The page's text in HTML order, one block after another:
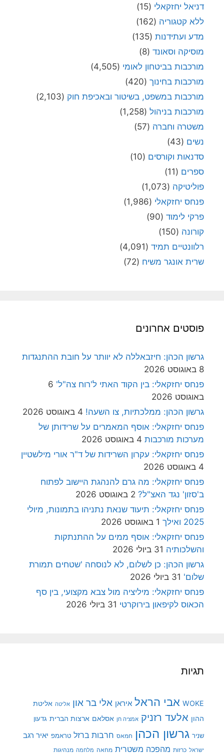
דניאל יחזקאלי (15)
ללא קטגוריה (162)
מדע ועתידנות (135)
מוסיקה וסאונד (8)
מורכבות בביטחון לאומי (4,505)
מורכבות בחינוך (420)
מורכבות במשפט, בשיטור ובאכיפת חוק (2,103)
מורכבות בניהול (1,258)
משטרה וחברה (57)
נשים (43)
סדנאות וקורסים (10)
ספרים (11)
פוליטיקה (1,073)
פנחס יחזקאלי (1,986)
פרקי לימוד (90)
קורונה (150)
רלוונטיים תמיד (4,091)
שרית אונגר משיח (72)
פוסטים אחרונים
גרשון הכהן: חיזבאללה לא יוותר על חובת ההתנגדות
8 באוגוסט 2026
פנחס יחזקאלי: בין הקוד האתי ל'רוח צה"ל' 6
באוגוסט 2026
גרשון הכהן: ממלכתיות, צו השעה! 4 באוגוסט 2026
פנחס יחזקאלי: אוסף המאמרים על שרידותן של
מערכות מורכבות 4 באוגוסט 2026
פנחס יחזקאלי: עקרון השרידות של ד"ר אורי מילשטיין
4 באוגוסט 2026
פנחס יחזקאלי: מה גרם להנהגת היישוב לפתוח
ב'סזון' נגד האצ"ל? 2 באוגוסט 2026
פנחס יחזקאלי: תיעוד שנאת נתניהו בתמונות, מיולי
2025 ואילך
1 באוגוסט 2026
פנחס יחזקאלי: אוסף ממים על ההתנתקות
והשלכותיה 31 ביולי 2026
גרשון הכהן: כן לשלום, לא לנוסחה 'שטחים תמורת
שלום' 31 ביולי 2026
פנחס יחזקאלי: מיליציה מול צבא מקצועי, בין סף
הכאוס לקיפאון בירוקרטי 31 ביולי 2026
תגיות
WOKE אבי הראל איראן אלי בר און אליטה אליטת
ההון אלעד רזניק אמציה חן אסלאם ארצות הברית גדעון
שניר גרשון הכהן חמאס חרבות ברזל טראמפ יאיר רגב
ישראל כרזות מהפכה משטרית מחאה מלחמה מנהיגות